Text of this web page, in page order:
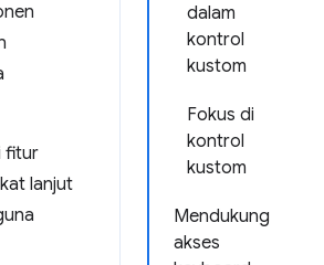
dalam
kontrol
kustom
Fokus di
kontrol
kustom
Mendukung
akses
fitur
lanjut